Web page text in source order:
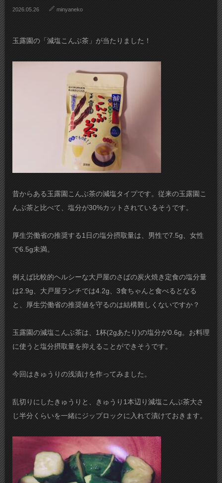
2026.05.26 minyaneko
玉露園の「減塩こんぶ茶」が当たりました！
昔からある玉露園こんぶ茶の減塩タイプです。従来の玉露園こ
んぶ茶と比べて、塩分が30%カットされているそうです。
厚生労働省の推奨する1日の塩分摂取量は、男性で7.5g、女性
で6.5g未満。
例えば比較的ヘルシーな大戸屋のさばの炭火焼き定食の塩分量
は2.9g、大戸屋ランチでは4.2g、3食ちゃんと食べるとなる
と、厚生労働省の推奨値を守るのは結構難しくないですか？
玉露園の減塩こんぶ茶は、1杯(2gあたり)の塩分が0.6g。お料理
に使うと塩分摂取量を抑えることができそうです。
今回はきゅうりの浅漬けを作ってみました。
乱切りにしたきゅうりと、きゅうり1本辺り減塩こんぶ茶大さ
じ半分くらいを一緒にジップロックに入れて漬けておきます。